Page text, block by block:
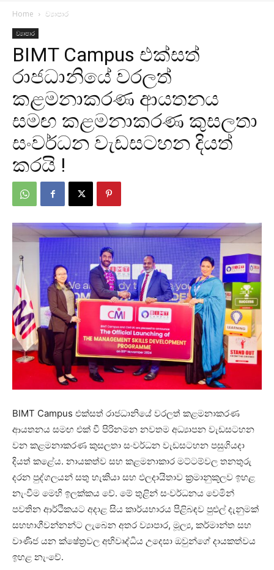
Home ව්‍යාපාර
ව්‍යාපාර
BIMT Campus එක්සත්
රාජධානියේ වරලත්
කළමනාකරණ ආයතනය
සමඟ කළමනාකරණ කුසලතා
සංවර්ධන වැඩසටහන දියත්
කරයි !
BIMT Campus එක්සත් රාජධානියේ වරලත් කළමනාකරණ
ආයතනය සමඟ එක් වී පිරිනමන නවතම අධ්‍යාපන වැඩසටහන
වන කළමනාකරණ කුසලතා සංවර්ධන වැඩසටහන පසුගියදා
දියත් කළේය. නායකත්ව සහ කළමනාකාර මට්ටම්වල තනතුරු
දරන පුද්ගලයන් සතු හැකියා සහ ඵලදායිතාව ක්‍රමානුකූලව ඉහළ
නැංවීම මෙහි ඉලක්කය වේ. මේ තුළින් සංවර්ධනය වෙමින්
පවතින ආර්ථිකයට අදාළ සිය කාර්යභාරය පිළිබඳව පුළුල් දැනුමක්
සහභාගීවන්නන්ට ලැබෙන අතර ව්‍යාපාර, මූල්‍ය, කර්මාන්ත සහ
වාණිජ යන ක්ෂේත්‍රවල අභිවෘද්ධිය උදෙසා ඔවුන්ගේ දායකත්වය
ඉහළ නැංවේ.